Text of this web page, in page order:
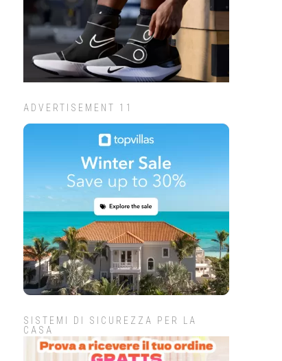
ADVERTISEMENT 11
SISTEMI DI SICUREZZA PER LA
CASA